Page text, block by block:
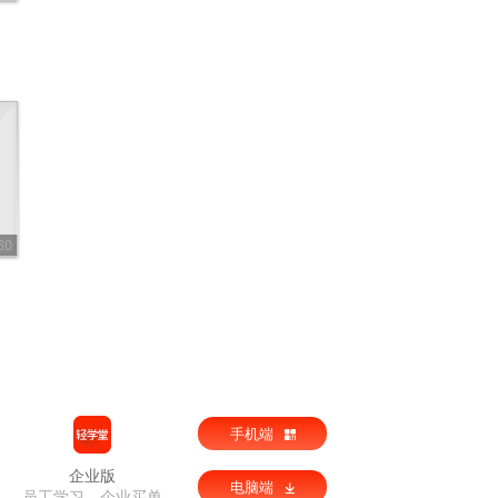
企业版
手机端
电脑端